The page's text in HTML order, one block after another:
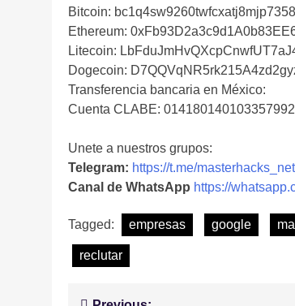
Bitcoin:
Ethereum:
Litecoin:
Dogecoin:
Transferencia bancaria en México:
Cuenta CLABE:
Unete a nuestros grupos:
Telegram: https://t.me/masterhacks_net
Canal de WhatsApp https://
Tagged: empresas google
reclutar